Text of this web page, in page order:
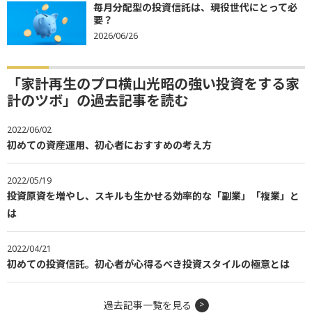
毎月分配型の投資信託は、現役世代にとって必
要？
2026/06/26
「家計再生のプロ横山光昭の強い投資をする家
計のツボ」の過去記事を読む
2022/06/02
初めての資産運用、初心者におすすめの考え方
2022/05/19
投資原資を増やし、スキルも生かせる効率的な「副業」「複業」と
は
2022/04/21
初めての投資信託。初心者が心得るべき投資スタイルの極意とは
過去記事一覧を見る